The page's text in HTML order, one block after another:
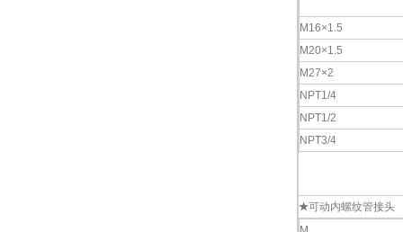
M16×1.5
M20×1.5
M27×2
NPT1/4
NPT1/2
NPT3/4
★可动内螺纹管接头